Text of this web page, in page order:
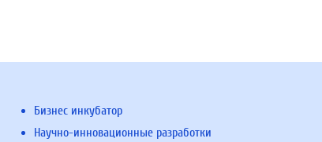
Бизнес инкубатор
Научно-инновационные разработки